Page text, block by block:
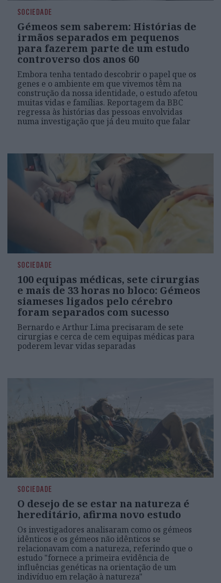
SOCIEDADE
Gémeos sem saberem: Histórias de
irmãos separados em pequenos
para fazerem parte de um estudo
controverso dos anos 60
Embora tenha tentado descobrir o papel que os
genes e o ambiente em que vivemos têm na
construção da nossa identidade, o estudo afetou
muitas vidas e famílias. Reportagem da BBC
regressa às histórias das pessoas envolvidas
numa investigação que já deu muito que falar
SOCIEDADE
100 equipas médicas, sete cirurgias
e mais de 33 horas no bloco: Gémeos
siameses ligados pelo cérebro
foram separados com sucesso
Bernardo e Arthur Lima precisaram de sete
cirurgias e cerca de cem equipas médicas para
poderem levar vidas separadas
SOCIEDADE
O desejo de se estar na natureza é
hereditário, afirma novo estudo
Os investigadores analisaram como os gémeos
idênticos e os gémeos não idênticos se
relacionavam com a natureza, referindo que o
estudo "fornece a primeira evidência de
influências genéticas na orientação de um
indivíduo em relação à natureza"